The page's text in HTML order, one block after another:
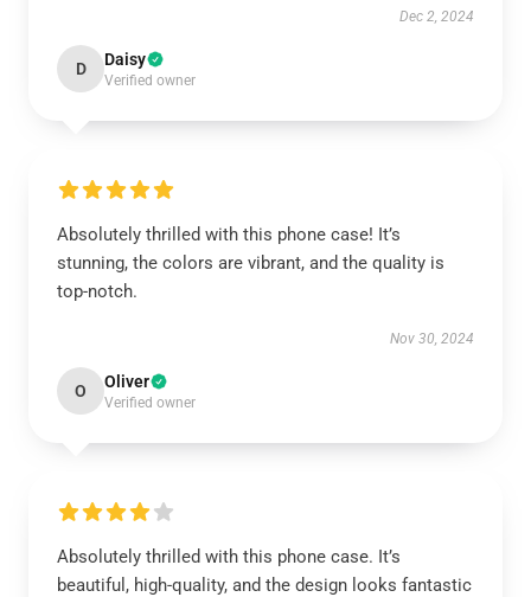
Dec 2, 2024
D Daisy
Verified owner
Absolutely thrilled with this phone case! It’s
stunning, the colors are vibrant, and the quality is
top-notch.
Nov 30, 2024
O Oliver
Verified owner
Absolutely thrilled with this phone case. It’s
beautiful, high-quality, and the design looks fantastic